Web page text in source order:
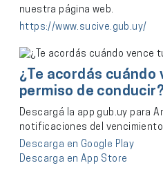
nuestra página web.
https://www.sucive.gub.uy/
¿Te acordás cuándo
permiso de conducir?
Descargá la app gub.uy para
notificaciones del
Descarga en Google Play
Descarga en App Store